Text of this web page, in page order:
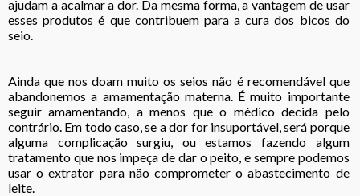
ajudam a acalmar a dor. Da mesma forma, a vantagem de usar
esses produtos é que contribuem para a cura dos bicos do
seio.
Ainda que nos doam muito os seios não é recomendável que
abandonemos a amamentação materna. É muito importante
seguir amamentando, a menos que o médico decida pelo
contrário. Em todo caso, se a dor for insuportável, será porque
alguma complicação surgiu, ou estamos fazendo algum
tratamento que nos impeça de dar o peito, e sempre podemos
usar o extrator para não comprometer o abastecimento de
leite.